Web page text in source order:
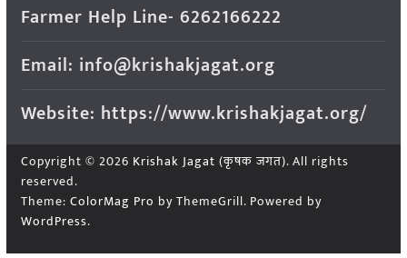
Farmer Help Line- 6262166222
Email: info@krishakjagat.org
Website: https://www.krishakjagat.org/
Copyright © 2026 Krishak Jagat (कृषक जगत). All rights
reserved.
Theme: ColorMag Pro by ThemeGrill. Powered by
WordPress.